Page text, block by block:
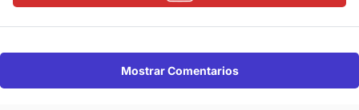
Mostrar Comentarios